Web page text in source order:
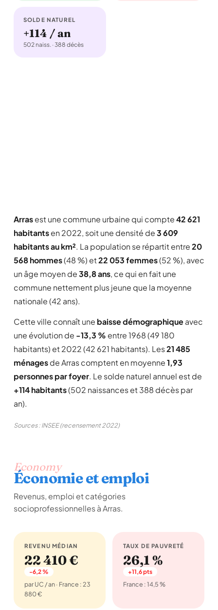
SOLDE NATUREL
+114 / an
502 naiss. · 388 décès
Arrasest une commune urbaine qui compte42 621
habitantsen 2022, soit une densité de3 609
habitants au km². La population se répartit entre20
568 hommes(48 %) et22 053 femmes(52 %), avec
un âge moyen de38,8 ans, ce qui en fait une
commune nettement plus jeune que la moyenne
nationale (42 ans).
Cette ville connaît une baisse démographiqueavec
une évolution de -13,3 % entre 1968 (49 180
habitants) et 2022 (42 621 habitants). Les21 485
ménagesde Arras comptent en moyenne1,93
personnes par foyer. Le solde naturel annuel est de
+114 habitants(502 naissances et 388 décès par
an).
Sources : INSEE (recensement 2022)
Economy
Économie et emploi
Revenus, emploi et catégories
socioprofessionnelles à Arras.
REVENU MÉDIAN
22 410 €
-6,2 %
par UC / an · France : 23
880 €
TAUX DE PAUVRETÉ
26,1 %
+11,6 pts
France : 14,5 %